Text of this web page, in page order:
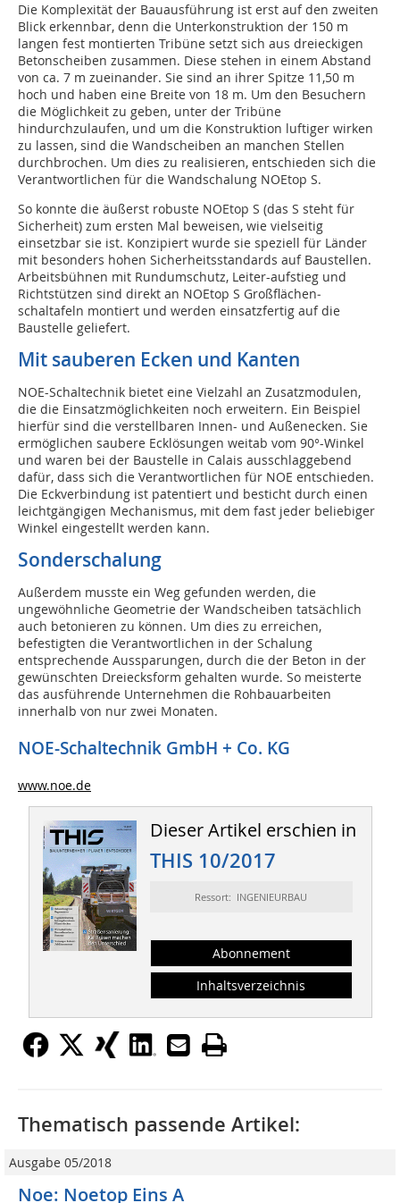
Die Komplexität der Bauausführung ist erst auf den zweiten
Blick erkennbar, denn die Unterkonstruktion der 150 m
langen fest montierten Tribüne setzt sich aus dreieckigen
Betonscheiben zusammen. Diese stehen in einem Abstand
von ca. 7 m zueinander. Sie sind an ihrer Spitze 11,50 m
hoch und haben eine Breite von 18 m. Um den Besuchern
die Möglichkeit zu geben, unter der Tribüne
hindurchzulaufen, und um die Konstruktion luftiger wirken
zu lassen, sind die Wandscheiben an manchen Stellen
durchbrochen. Um dies zu realisieren, entschie­den sich die
Verantwortlichen für die Wandschalung NOEtop S.
So konnte die äußerst robuste NOEtop S (das S steht für
Sicherheit) zum ersten Mal beweisen, wie vielseitig
einsetzbar sie ist. Konzipiert wurde sie speziell für Länder
mit besonders hohen Sicherheitsstandards auf Baustellen.
Arbeitsbühnen mit Rundumschutz, Leiter-aufstieg und
Richtstützen sind direkt an NOEtop S Großflächen­
schaltafeln montiert und werden einsatzfertig auf die
Baustelle geliefert.
Mit sauberen Ecken und Kanten
NOE-Schaltechnik bietet eine Vielzahl an Zusatzmodulen,
die die Einsatzmöglichkeiten noch erweitern. Ein Beispiel
hierfür sind die verstellbaren Innen- und Außenecken. Sie
ermöglichen saubere Ecklösungen weitab vom 90°-Winkel
und waren bei der Baustelle in Calais ausschlaggebend
dafür, dass sich die Verantwortlichen für NOE entschieden.
Die Eckverbindung ist patentiert und besticht durch einen
leichtgängigen Mechanismus, mit dem fast jeder be­liebiger
Winkel eingestellt werden kann.
Sonderschalung
Außerdem musste ein Weg gefunden werden, die
ungewöhn­liche Geometrie der Wandscheiben tatsächlich
auch betonieren zu können. Um dies zu erreichen,
befestigten die Verantwortlichen in der Schalung
entsprechende Aussparungen, durch die der Beton in der
gewünschten Dreiecksform gehalten wurde. So meisterte
das ausführende Unternehmen die Rohbauarbeiten
innerhalb von nur zwei Monaten.
NOE-Schaltechnik GmbH + Co. KG
www.noe.de
Dieser Artikel erschien in
THIS 10/2017
Ressort: INGENIEURBAU
Abonnement
Inhaltsverzeichnis
Thematisch passende Artikel:
Ausgabe 05/2018
Noe: Noetop Eins A